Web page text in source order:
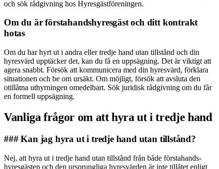
och sök rådgivning hos Hyresgästföreningen.
Om du är förstahands­hyresgäst och ditt kontrakt
hotas
Om du har hyrt ut i andra eller tredje hand utan tillstånd och din
hyresvärd upptäcker det, kan du få en uppsägning. Det är viktigt att
agera snabbt. Försök att kommunicera med din hyresvärd, förklara
situationen och be om ursäkt. Om möjligt, försök att avsluta den
otillåtna uthyrningen omedelbart. Sök juridisk rådgivning om du får
en formell uppsägning.
Vanliga frågor om att hyra ut i tredje hand
### Kan jag hyra ut i tredje hand utan tillstånd?
Nej, att hyra ut i tredje hand utan tillstånd från både förstahands­
hyresgästen och den ursprungliga hyresvärden är inte tillåtet enligt